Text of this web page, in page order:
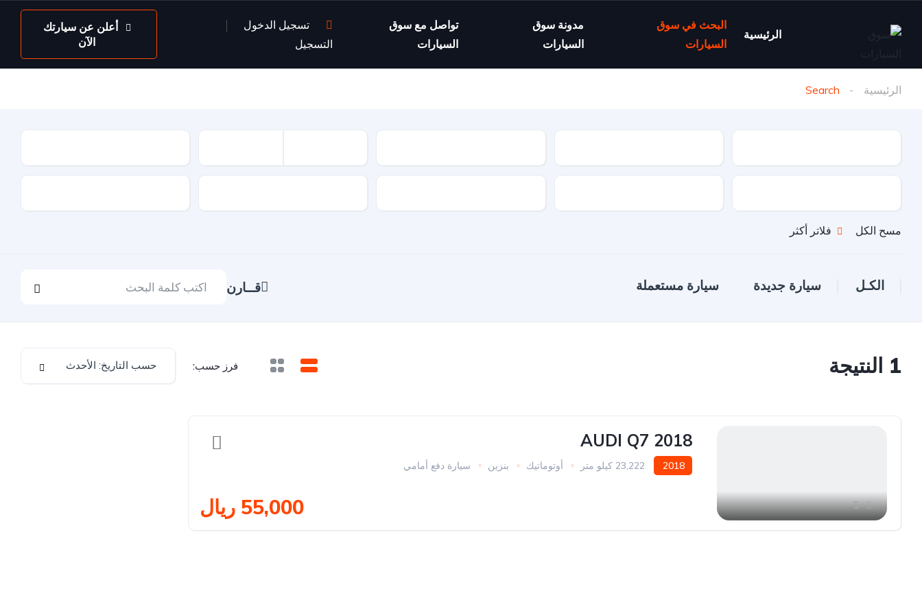
الرئيسية
البحث في سوق
السيارات
مدونة سوق
السيارات
تواصل مع سوق
السيارات
تسجيل الدخول
التسجيل
أعلن عن سيارتك
الآن
الرئيسية Search
مسح الكل فلاتر أكثر
الكـل سيارة جديدة سيارة مستعملة قــارن
1 النتيجة فرز حسب: حسب التاريخ: الأحدث
5
2018 AUDI Q7
2018 23,222 كيلو متر أوتوماتيك بنزين سيارة دفع أمامي
55,000 ريال